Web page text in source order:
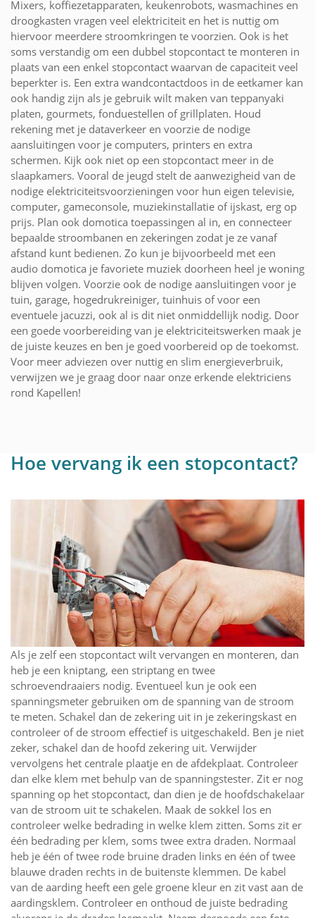
Mixers, koffiezetapparaten, keukenrobots, wasmachines en
droogkasten vragen veel elektriciteit en het is nuttig om
hiervoor meerdere stroomkringen te voorzien. Ook is het
soms verstandig om een dubbel stopcontact te monteren in
plaats van een enkel stopcontact waarvan de capaciteit veel
beperkter is. Een extra wandcontactdoos in de eetkamer kan
ook handig zijn als je gebruik wilt maken van teppanyaki
platen, gourmets, fonduestellen of grillplaten. Houd
rekening met je dataverkeer en voorzie de nodige
aansluitingen voor je computers, printers en extra
schermen. Kijk ook niet op een stopcontact meer in de
slaapkamers. Vooral de jeugd stelt de aanwezigheid van de
nodige elektriciteitsvoorzieningen voor hun eigen televisie,
computer, gameconsole, muziekinstallatie of ijskast, erg op
prijs. Plan ook domotica toepassingen al in, en connecteer
bepaalde stroombanen en zekeringen zodat je ze vanaf
afstand kunt bedienen. Zo kun je bijvoorbeeld met een
audio domotica je favoriete muziek doorheen heel je woning
blijven volgen. Voorzie ook de nodige aansluitingen voor je
tuin, garage, hogedrukreiniger, tuinhuis of voor een
eventuele jacuzzi, ook al is dit niet onmiddellijk nodig. Door
een goede voorbereiding van je elektriciteitswerken maak je
de juiste keuzes en ben je goed voorbereid op de toekomst.
Voor meer adviezen over nuttig en slim energieverbruik,
verwijzen we je graag door naar onze erkende elektriciens
rond Kapellen!
Hoe vervang ik een stopcontact?
Als je zelf een stopcontact wilt vervangen en monteren, dan
heb je een kniptang, een striptang en twee
schroevendraaiers nodig. Eventueel kun je ook een
spanningsmeter gebruiken om de spanning van de stroom
te meten. Schakel dan de zekering uit in je zekeringskast en
controleer of de stroom effectief is uitgeschakeld. Ben je niet
zeker, schakel dan de hoofd zekering uit. Verwijder
vervolgens het centrale plaatje en de afdekplaat. Controleer
dan elke klem met behulp van de spanningstester. Zit er nog
spanning op het stopcontact, dan dien je de hoofdschakelaar
van de stroom uit te schakelen. Maak de sokkel los en
controleer welke bedrading in welke klem zitten. Soms zit er
één bedrading per klem, soms twee extra draden. Normaal
heb je één of twee rode bruine draden links en één of twee
blauwe draden rechts in de buitenste klemmen. De kabel
van de aarding heeft een gele groene kleur en zit vast aan de
aardingsklem. Controleer en onthoud de juiste bedrading